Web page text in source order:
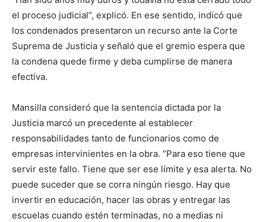
el proceso judicial”, explicó. En ese sentido, indicó que
los condenados presentaron un recurso ante la Corte
Suprema de Justicia y señaló que el gremio espera que
la condena quede firme y deba cumplirse de manera
efectiva.
Mansilla consideró que la sentencia dictada por la
Justicia marcó un precedente al establecer
responsabilidades tanto de funcionarios como de
empresas intervinientes en la obra. “Para eso tiene que
servir este fallo. Tiene que ser ese límite y esa alerta. No
puede suceder que se corra ningún riesgo. Hay que
invertir en educación, hacer las obras y entregar las
escuelas cuando estén terminadas, no a medias ni